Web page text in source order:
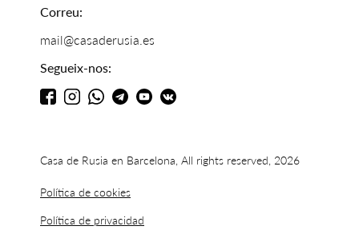
Correu:
mail@casaderusia.es
Segueix-nos:
Casa de Rusia en Barcelona, All rights reserved, 2026
Política de cookies
Política de privacidad